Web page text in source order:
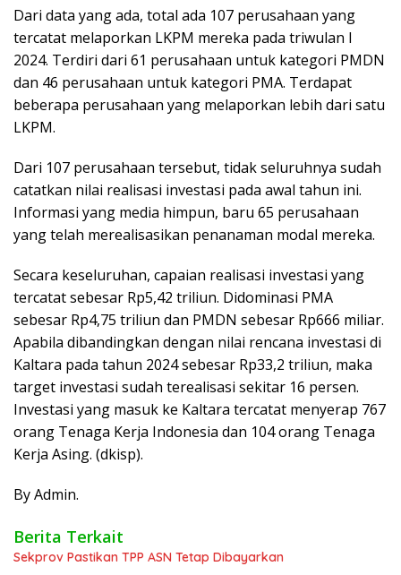
Dari data yang ada, total ada 107 perusahaan yang
tercatat melaporkan LKPM mereka pada triwulan I
2024. Terdiri dari 61 perusahaan untuk kategori PMDN
dan 46 perusahaan untuk kategori PMA. Terdapat
beberapa perusahaan yang melaporkan lebih dari satu
LKPM.
Dari 107 perusahaan tersebut, tidak seluruhnya sudah
catatkan nilai realisasi investasi pada awal tahun ini.
Informasi yang media himpun, baru 65 perusahaan
yang telah merealisasikan penanaman modal mereka.
Secara keseluruhan, capaian realisasi investasi yang
tercatat sebesar Rp5,42 triliun. Didominasi PMA
sebesar Rp4,75 triliun dan PMDN sebesar Rp666 miliar.
Apabila dibandingkan dengan nilai rencana investasi di
Kaltara pada tahun 2024 sebesar Rp33,2 triliun, maka
target investasi sudah terealisasi sekitar 16 persen.
Investasi yang masuk ke Kaltara tercatat menyerap 767
orang Tenaga Kerja Indonesia dan 104 orang Tenaga
Kerja Asing. (dkisp).
By Admin.
Berita Terkait
Sekprov Pastikan TPP ASN Tetap Dibayarkan